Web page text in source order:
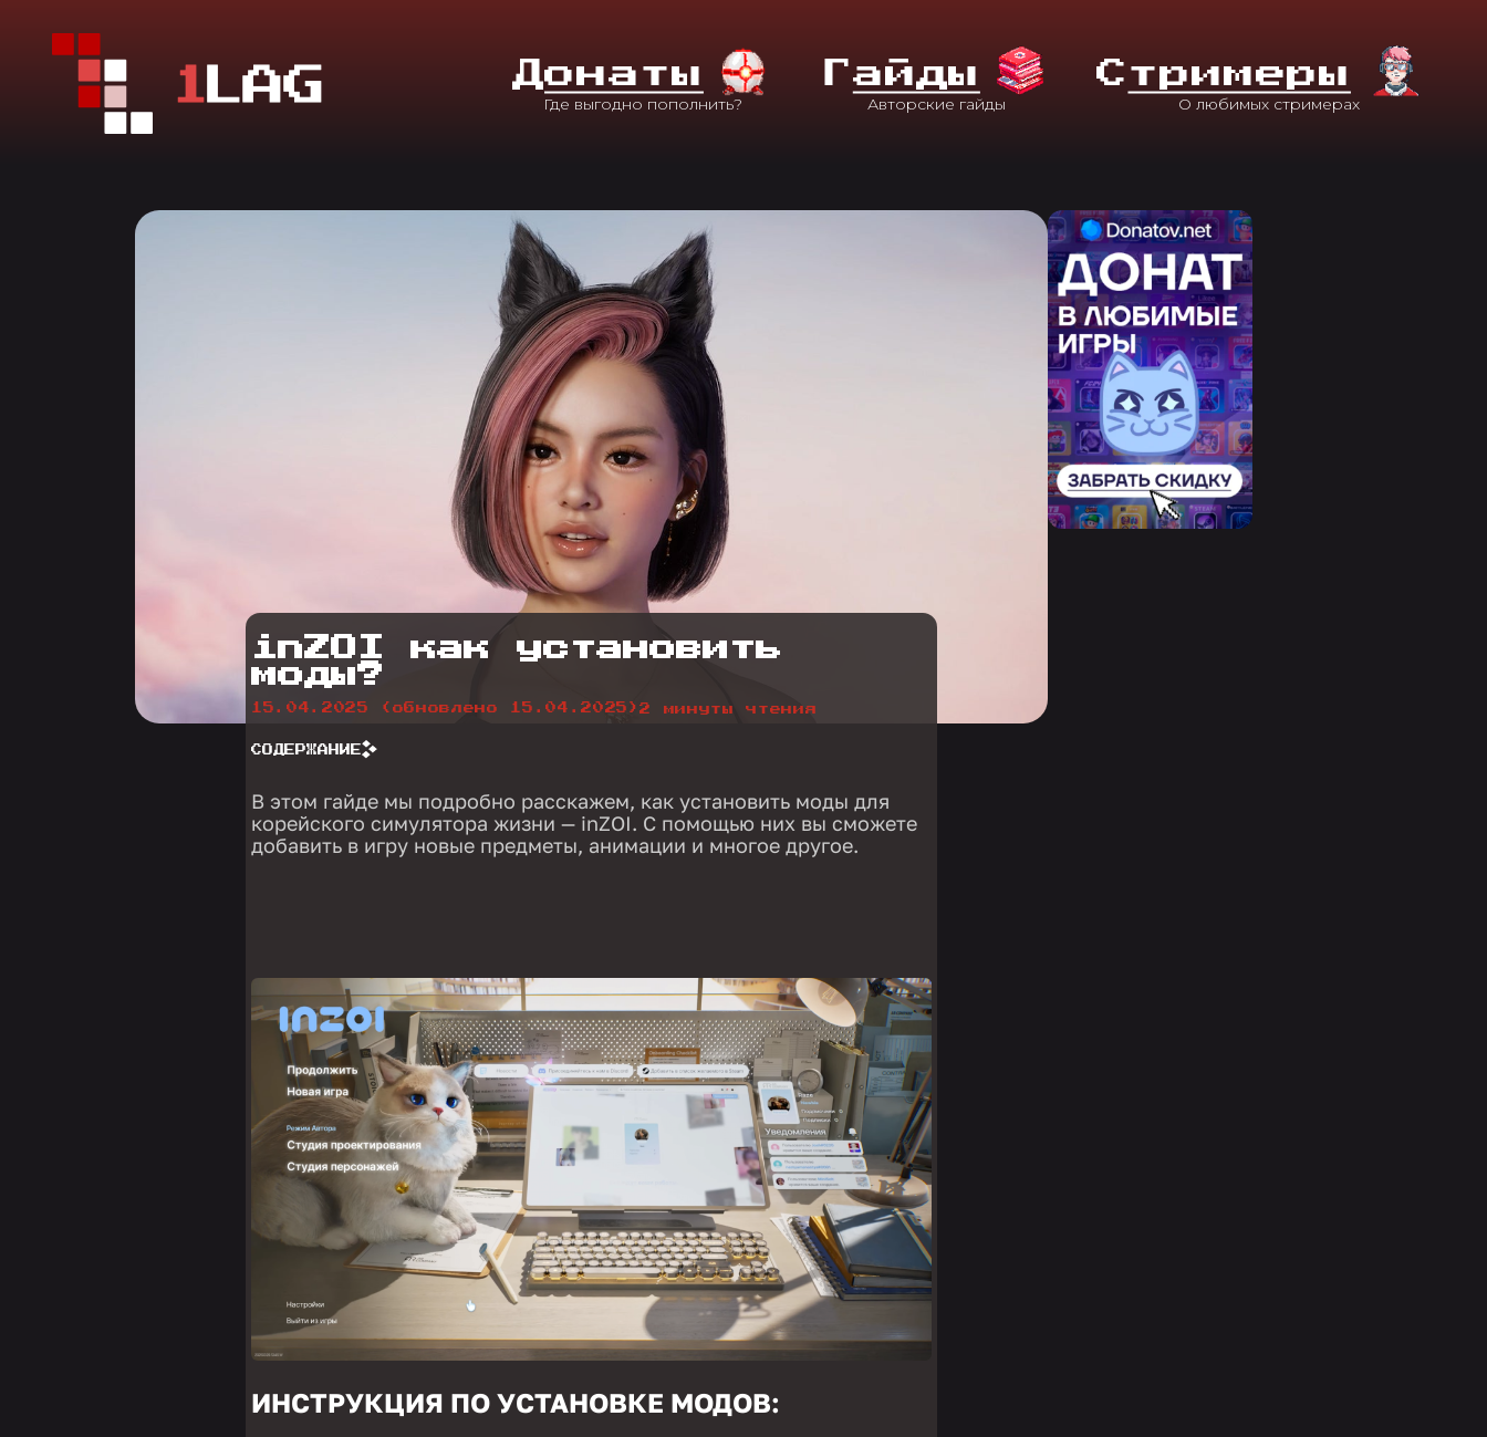
ДОнаты ГАйды С Тримеры
inZOI как установить
моды?
15.04.2025 (обновлено 15.04.2025)2 минуты чтения
СОДЕРЖАНИЕ
В этом гайде мы подробно расскажем, как установить моды для
корейского симулятора жизни — inZOI. С помощью них вы сможете
добавить в игру новые предметы, анимации и многое другое.
ИНСТРУКЦИЯ ПО УСТАНОВКЕ МОДОВ: